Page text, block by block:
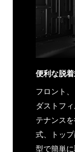
便利な脱
フロント
ダストフ
テナンス
式、トッ
型で簡単に